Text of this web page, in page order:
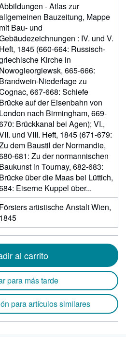
- Atlas zur
Bauzeitung, Mappe
mit Bau- und
: IV. und V.
Heft, 1845 (660-664: Russisch-
Kirche in
Nowogieorgiewsk, 665-666:
Brandwein-Niederlage zu
667-668: Schiefe
Brücke auf der Eisenbahn von
London nach Birmingham, 669-
Brückkanal bei Agen); VI.,
und VIII. Heft, 1845 (671-679:
dem Baustil der Normandie,
681: Zu der normannischen
Baukunst in Tournay, 682-683:
Brücke über die Maas bei Lüttich,
Eiserne Kuppel über...
Försters artistische Anstalt Wien,
1845
al carrito
para más tarde
para artículos similares